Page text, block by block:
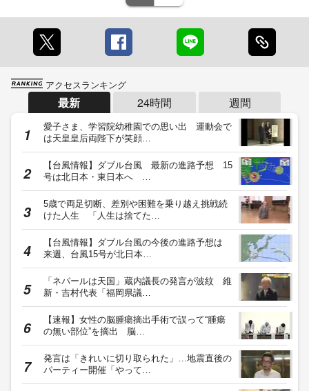
アクセスランキング
最新 24時間 週間
愛子さま、学習院幼稚園での思い出 運動会で
は天皇皇后両陛下が笑顔…
【台風情報】ダブル台風 最新の進路予想 15
号は北日本・東日本へ …
5歳で両足切断、差別や困難を乗り越え挑戦続
けた人生 「人生は捨てた…
【台風情報】ダブル台風の今後の進路予想は
来週、台風15号が北日本…
「ネパールは天国」蔵内議長の発言が波紋 維
新・吉村代表「福岡県議…
【速報】女性の脳腫瘍摘出手術で誤って“腫瘍
の無い部位”を摘出 脳…
発言は「きれいに切り取られた」…地震直後の
パーティー開催「やって…